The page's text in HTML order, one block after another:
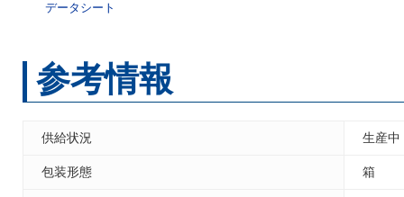
データシート
参考情報
供給状況 生産中
包装形態 箱